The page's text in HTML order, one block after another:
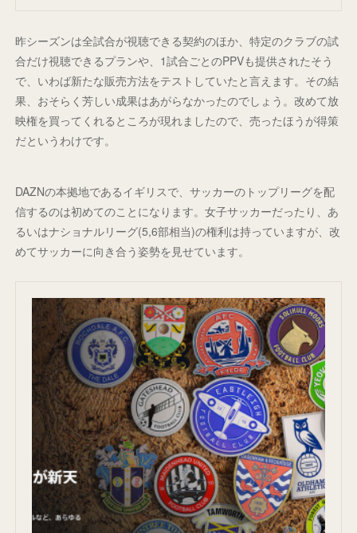
昨シーズンは全試合が視聴できる契約のほか、特定のクラブの試
合だけ視聴できるプランや、1試合ごとのPPVも提供されたそう
で、いわば新たな販売方法をテストしていたと言えます。その結
果、おそらく芳しい成果はあがらなかったのでしょう。改めて放
映権を買ってくれるところが現れましたので、売ったほうが得策
だというわけです。
DAZNの本拠地であるイギリスで、サッカーのトップリーグを配
信するのは初めてのことになります。女子サッカーだったり、あ
るいはナショナルリーグ(5,6部相当)の権利は持っていますが、改
めてサッカーに向き合う姿勢を見せています。